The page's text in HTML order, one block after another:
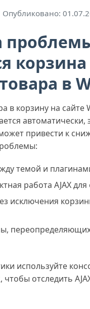
Опубликовано:
в
в корзину на
автоматически,
привести к
темой и
работа AJAX
исключения
используйте
чтобы отследить